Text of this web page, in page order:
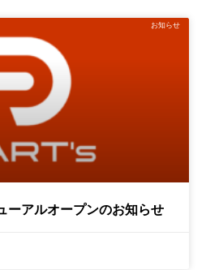
お知らせ
ーアルオープンのお知らせ